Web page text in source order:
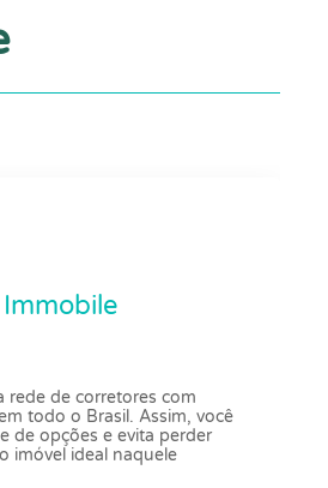
rede de corretores com
todo o Brasil. Assim, você
de opções e evita perder
imóvel ideal naquele